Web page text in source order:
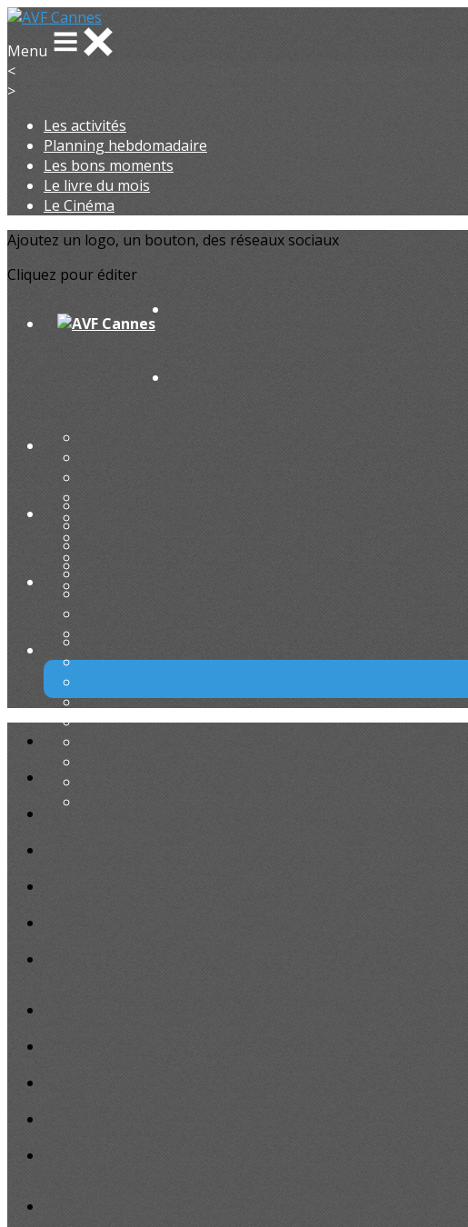
Menu
<
>
Les activités
Planning hebdomadaire
Les bons moments
Le livre du mois
Le Cinéma
Ajoutez un logo, un bouton, des réseaux sociaux
Cliquez pour éditer